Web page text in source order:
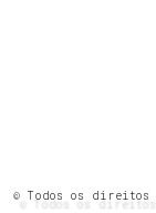
© Todos os direitos